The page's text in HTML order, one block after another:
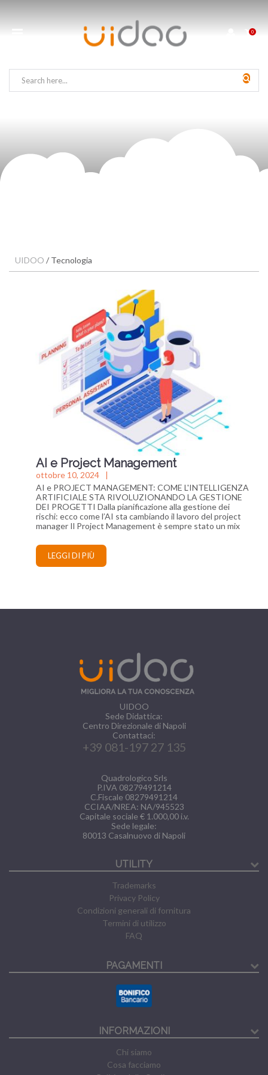
0
UIDOO / Tecnologia
AI e Project Management
ottobre 10, 2024
AI e PROJECT MANAGEMENT: COME L'INTELLIGENZA
ARTIFICIALE STA RIVOLUZIONANDO LA GESTIONE
DEI PROGETTI Dalla pianificazione alla gestione dei
rischi: ecco come l’AI sta cambiando il lavoro del project
manager Il Project Management è sempre stato un mix
LEGGI DI PIÙ
UIDOO
Sede Didattica:
Centro Direzionale di Napoli
Contattaci:
+39 081-197 27 135
Quadrologico Srls
P.IVA 08279491214
C.Fiscale 08279491214
CCIAA/NREA: NA/945523
Capitale sociale € 1.000,00 i.v.
Sede legale:
80013 Casalnuovo di Napoli
UTILITY
Trademarks
Privacy Policy
Condizioni generali di fornitura
Termini di utilizzo
FAQ
PAGAMENTI
INFORMAZIONI
Chi siamo
Cosa facciamo